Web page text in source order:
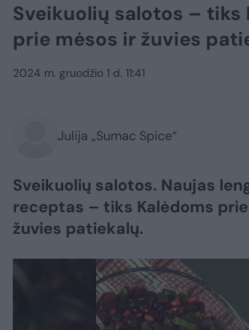
Sveikuolių salotos – tiks
prie mėsos ir žuvies
2024 m. gruodžio 1 d. 11:41
Julija „Sumac Spice“
Sveikuolių salotos. Naujas
receptas – tiks Kalėdoms
žuvies patiekalų.